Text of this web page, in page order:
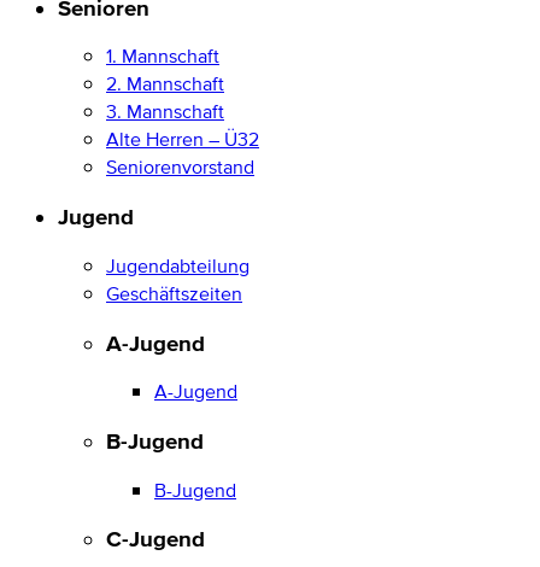
Senioren
1. Mannschaft
2. Mannschaft
3. Mannschaft
Alte Herren – Ü32
Seniorenvorstand
Jugend
Jugendabteilung
Geschäftszeiten
A-Jugend
A-Jugend
B-Jugend
B-Jugend
C-Jugend